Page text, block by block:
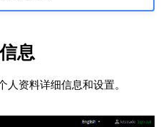
Türkçe
息
资料详细信息和设置。